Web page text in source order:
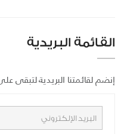
القائمة البريدية
إنضم لقائمتنا البريدية لتبقى